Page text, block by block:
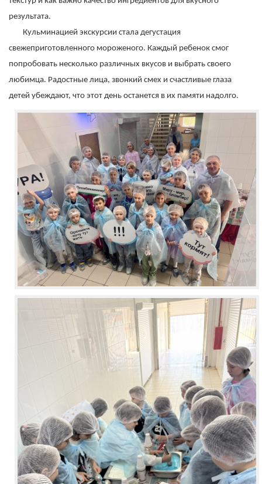
результата.
Кульминацией экскурсии стала дегустация
свежеприготовленного мороженого. Каждый ребенок смог
попробовать несколько различных вкусов и выбрать своего
любимца. Радостные лица, звонкий смех и счастливые глаза
детей убеждают, что этот день останется в их памяти надолго.